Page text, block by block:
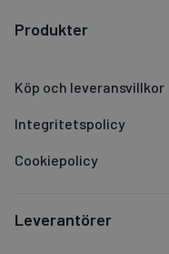
Produkter
Köp och leveransvillkor
Integritetspolicy
Cookiepolicy
Leverantörer